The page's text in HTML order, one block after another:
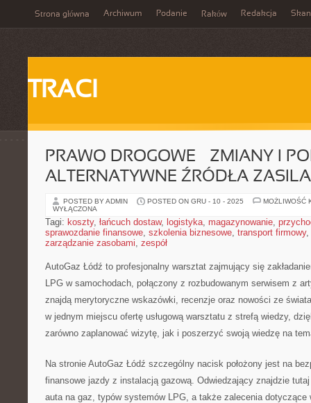
Strona główna Archiwum Podanie Raków Redakcja
TRACI
PRAWO DROGOWE – ZMIANY I
ALTERNATYWNE ŹRÓDŁA
POSTED BY ADMIN POSTED ON GRU - 10 - 2025
MOŻLIWOŚĆ
WYŁĄCZONA
Tagi: koszty, łańcuch dostaw, logistyka, magazynowanie,
sprawozdanie finansowe, szkolenia biznesowe, transport firmowy,
zarządzanie zasobami, zespół
AutoGaz Łódź to profesjonalny warsztat zajmujący się
LPG w samochodach, połączony z rozbudowanym serwisem z
znajdą merytoryczne wskazówki, recenzje oraz nowości ze
w jednym miejscu ofertę usługową warsztatu z strefą wiedzy,
zarówno zaplanować wizytę, jak i poszerzyć swoją wiedzę na
Na stronie AutoGaz Łódź szczególny nacisk położony jest na
finansowe jazdy z instalacją gazową. Odwiedzający znajdzie
auta na gaz, typów systemów LPG, a także zalecenia dotyczące